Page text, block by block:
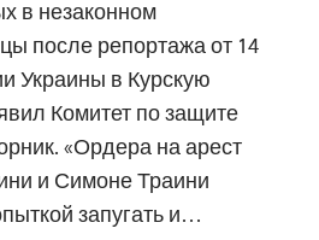
в незаконном
после репортажа от 14
Украины в Курскую
Комитет по защите
«Ордера на арест
и Симоне Траини
запугать и…